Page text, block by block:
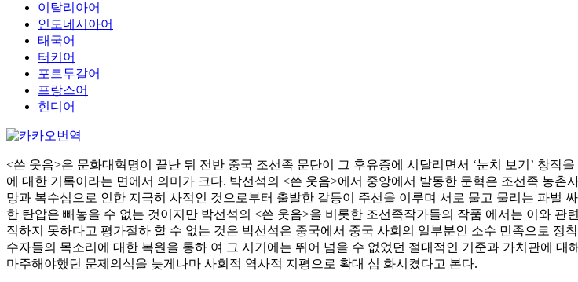
이탈리아어
인도네시아어
태국어
터키어
포르투갈어
프랑스어
힌디어
<쓴 웃음>은 문화대혁명이 끝난 뒤 전반 중국 조선족 문단이 그 후유증에 시달리면서 ‘눈치 보기’ 창
에 대한 기록이라는 면에서 의미가 크다. 박선석의 <쓴 웃음>에서 중앙에서 발동한 문혁은 조선족 농
망과 복수심으로 인한 지극히 사적인 것으로부터 출발한 갈등이 주선을 이루며 서로 물고 물리는 파벌
한 탄압은 빼놓을 수 없는 것이지만 박선석의 <쓴 웃음>을 비롯한 조선족작가들의 작품 에서는 이와
직하지 못하다고 평가절하 할 수 없는 것은 박선석은 중국에서 중국 사회의 일부분인 소수 민족으로
수자들의 목소리에 대한 복원을 통하 여 그 시기에는 뛰어 넘을 수 없었던 절대적인 기준과 가치관에
마주해야했던 문제의식을 늦게나마 사회적 역사적 지평으로 확대 심 화시켰다고 본다.